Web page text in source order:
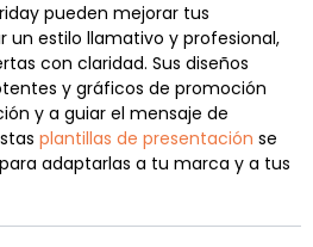
pueden mejorar tus
un estilo llamativo y profesional,
con claridad. Sus diseños
y gráficos de promoción
y a guiar el mensaje de
plantillas de presentación se
adaptarlas a tu marca y a tus